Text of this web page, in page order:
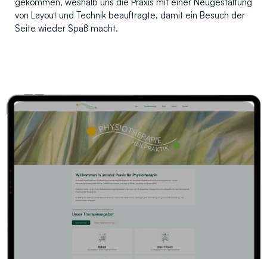
von Layout und Technik beauftragte, damit ein Besuch der
Seite wieder Spaß macht.